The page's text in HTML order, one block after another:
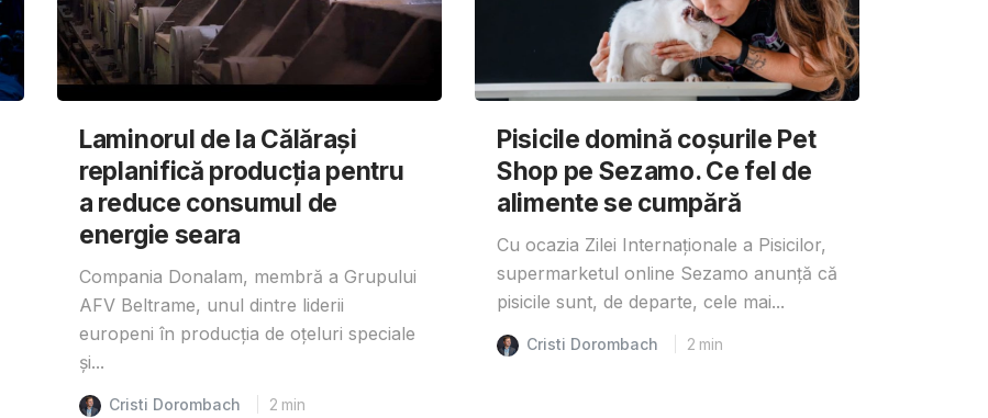
Laminorul de la Călărași
replanifică producția pentru
a reduce consumul de
energie seara
Compania Donalam, membră a Grupului
AFV Beltrame, unul dintre liderii
europeni în producția de oțeluri speciale
și...
Cristi Dorombach 2 min
Pisicile domină coșurile Pet
Shop pe Sezamo. Ce fel de
alimente se cumpără
Cu ocazia Zilei Internaționale a Pisicilor,
supermarketul online Sezamo anunță că
pisicile sunt, de departe, cele mai...
Cristi Dorombach 2 min